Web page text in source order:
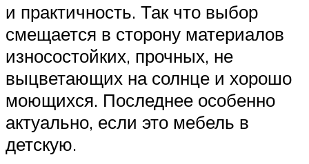
и практичность. Так что выбор
смещается в сторону материалов
износостойких, прочных, не
выцветающих на солнце и хорошо
моющихся. Последнее особенно
актуально, если это мебель в
детскую.